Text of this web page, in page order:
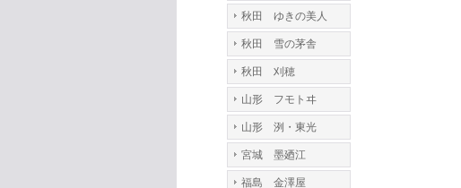
秋田 ゆきの美人
秋田 雪の茅舎
秋田 刈穂
山形 フモトヰ
山形 洌・東光
宮城 墨廼江
福島 金澤屋